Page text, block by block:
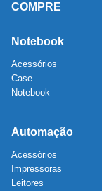
COMPRE
Notebook
Acessórios
Case
Notebook
Automação
Acessórios
Impressoras
Leitores